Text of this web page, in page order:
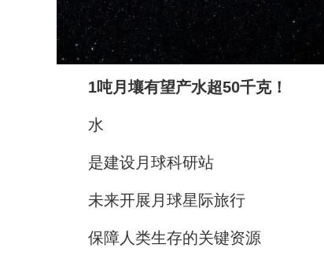
1吨月壤有望产水超50千克！
水
是建设月球科研站
未来开展月球星际旅行
保障人类生存的关键资源